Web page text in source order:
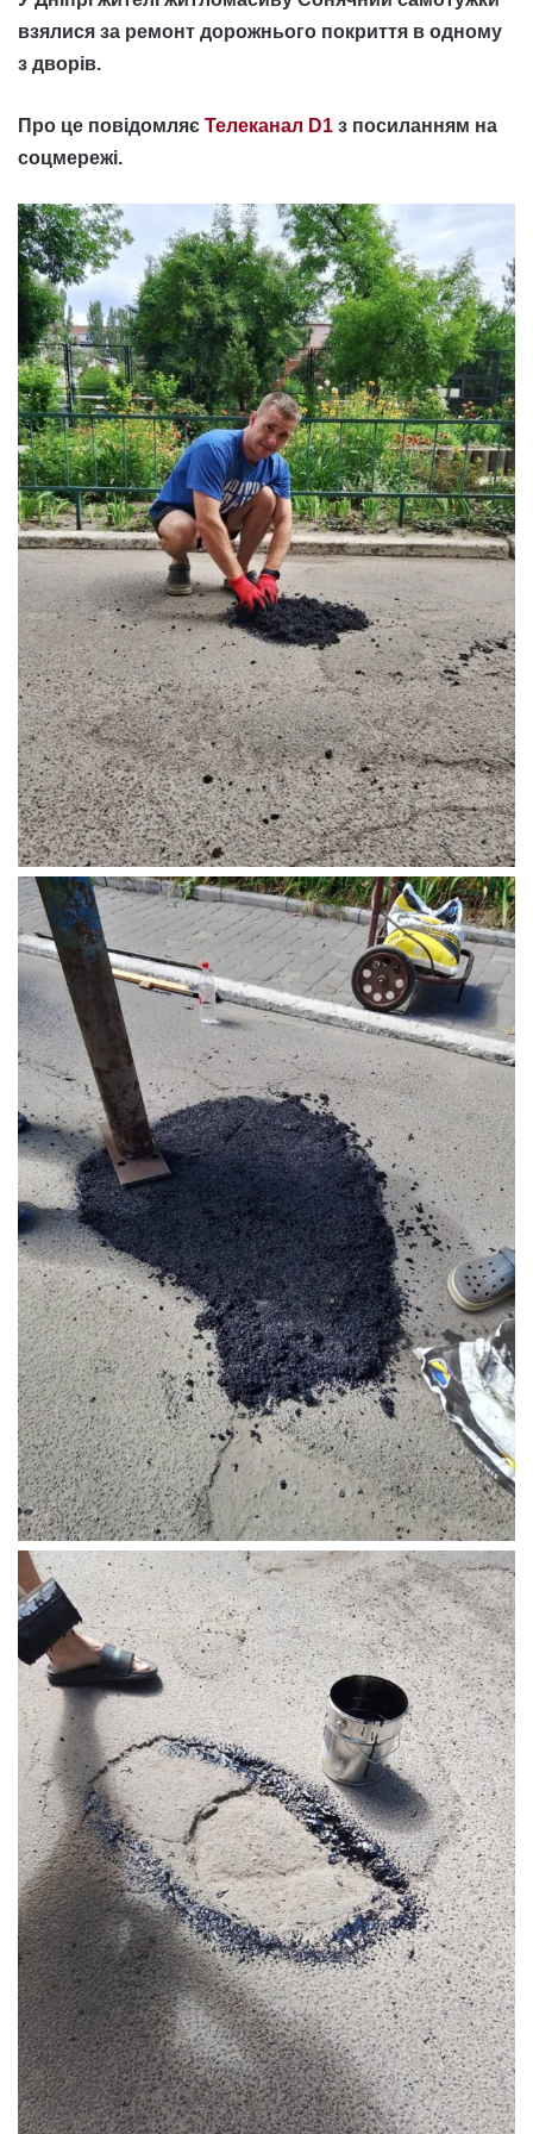
взялися за ремонт дорожнього покриття в одному
з дворів.
Про це повідомляє Телеканал D1 з посиланням на
соцмережі.